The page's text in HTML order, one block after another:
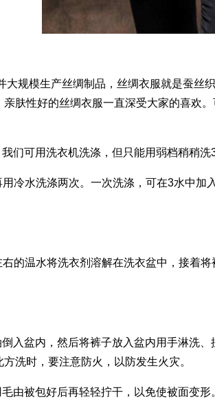
规模生产丝绸制品，丝绸衣服就是蚕丝
肤性好的丝绸衣服一直深受大家的喜欢
们可用洗衣机洗涤，但只能用弱档稍稍洗
水洗涤两次。一次洗涤，可在3水中
的温水将洗衣剂溶解在洗衣盆中，接着
入盆内，然后将裤子放入盆内用手淋洗
洗时，要注意防火，以防发生火灾。
由被包好后再轻轻拧干，以免使被面变形